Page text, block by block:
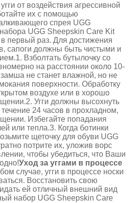
от воздействия агрессивной
их с помощью
спрея UGG
UGG Sheepskin Care Kit
первый раз. Для достижения
сапоги должны быть чистыми и
Взболтать бутылочку со
на расстоянии около 10-
не станет влажной, но не
поверхности. Обработку
воздухе или в хорошо
Угги должны высохнуть
24 часов в прохладном,
Избегайте попадания
или тепла.3. Когда ботинки
щеточку для обуви UGG
потрите их, уложив ворс
чтобы убедиться, что Ваши
Уход за уггами в процессе
случае, угги в процессе носки
Восстановить свою
ей отличный внешний вид
набор UGG Sheepskin Care